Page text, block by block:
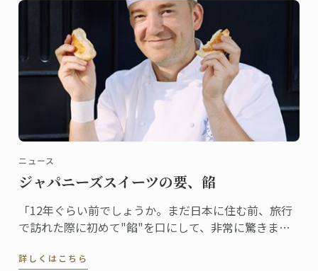
ニュース
ジャパニーズスイーツの要、餡
「12年ぐらい前でしょうか。まだ日本に住む前、旅行
で訪れた際に初めて"餡"を口にして、非常に驚きまし
ずしませんから。食感も不思議でした」
詳しくはこちら